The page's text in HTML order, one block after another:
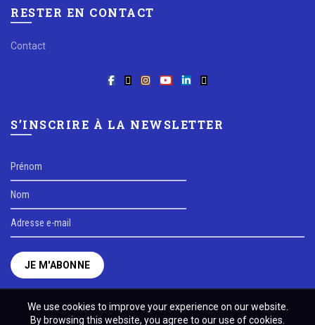
RESTER EN CONTACT
Contact
S’INSCRIRE À LA NEWSLETTER
We use cookies to improve your experience on our website.
By browsing this website, you agree to our use of cookies.